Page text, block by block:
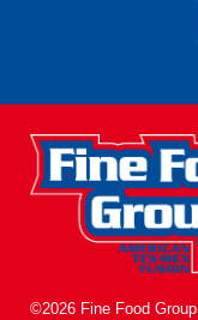
©2026 Fine Food Group